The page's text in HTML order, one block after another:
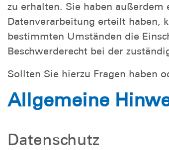
zu erhalten. Sie haben
Datenverarbeitung erteilt haben,
bestimmten Umständen die
Beschwerderecht bei der
Sollten Sie hierzu Fragen haben
Allgemeine
Datenschutz